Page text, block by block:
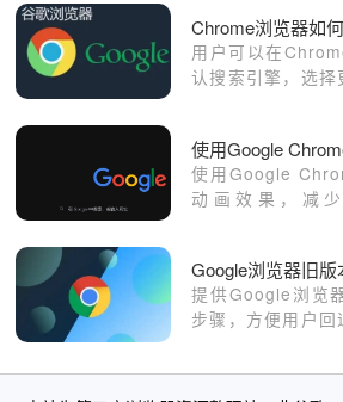
用户可以在
认搜索引擎，选择
使用Google
动画效果，减
网站的吸引力。
Google浏览器旧
提供Google浏览
步骤，方便用户